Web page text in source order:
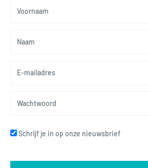
Voornaam
Naam
E-mailadres
Wachtwoord
Schrijf je in op onze nieuwsbrief